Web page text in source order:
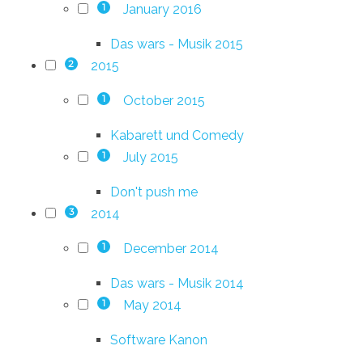
1 January 2016
Das wars - Musik 2015
2 2015
1 October 2015
Kabarett und Comedy
1 July 2015
Don't push me
3 2014
1 December 2014
Das wars - Musik 2014
1 May 2014
Software Kanon